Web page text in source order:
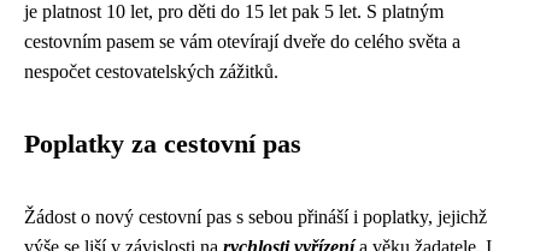
je platnost 10 let, pro děti do 15 let pak 5 let. S platným
cestovním pasem se vám otevírají dveře do celého světa a
nespočet cestovatelských zážitků.
Poplatky za cestovní pas
Žádost o nový cestovní pas s sebou přináší i poplatky, jejichž